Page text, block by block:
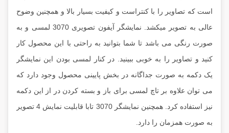
است که تصاویر را با کنتراست و کیفیت بسیار بالا و همچنین وضوح
عالی به تصویر میکشد. نمایشگر آیفون تصویری 3070 لمسی و به
صورت رنگی می باشد تا شما بتوانید به راحتی با این محصول کار
کنید و تصاویر را به خوبی ببینید. در کنار لمسی بودن این نمایشگر
یک دکمه به صورت جداگانه در بخش پایینی محصول وجود دارد که
می توان علاوه بر تاچ لمسی برای باز و بسته کردن در از این دکمه
نیز استفاده کرد. همچنین نمایشگر 3070 تابا قابلیت نمایش 4 تصویر
به صورت همزمان را دارد.